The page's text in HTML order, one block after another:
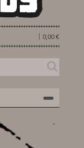
0,00 €
|